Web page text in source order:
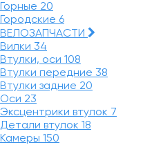
Горные 20
Городские 6
ВЕЛОЗАПЧАСТИ
Вилки 34
Втулки, оси 108
Втулки передние 38
Втулки задние 20
Оси 23
Эксцентрики втулок 7
Детали втулок 18
Камеры 150